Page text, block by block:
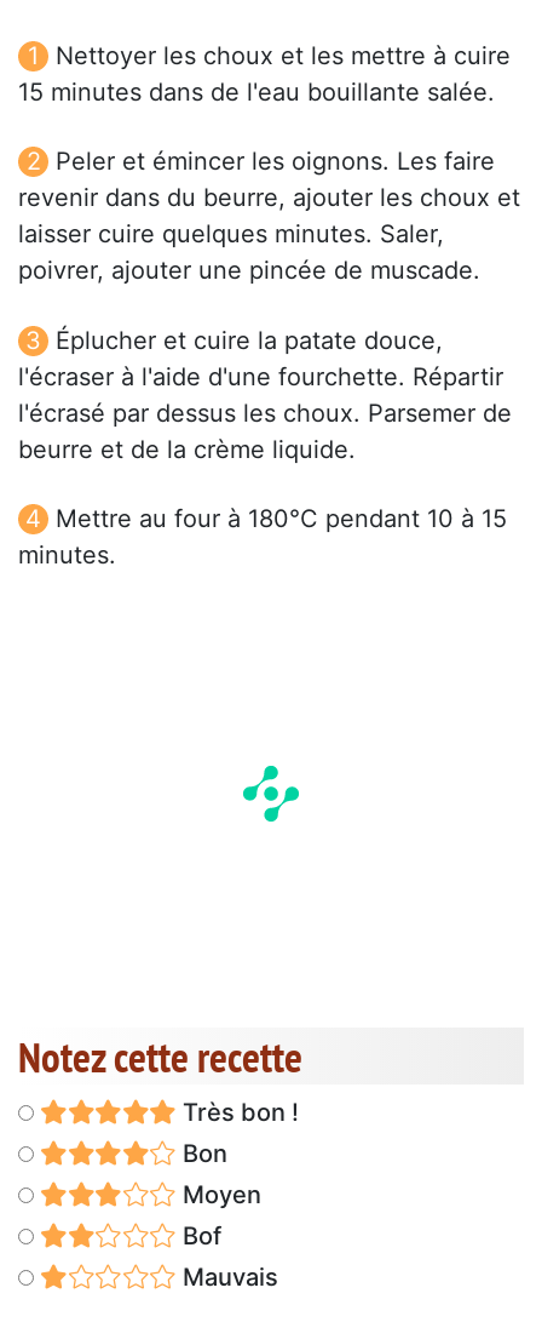
Nettoyer les choux et les mettre à cuire
15 minutes dans de l'eau bouillante salée.
Peler et émincer les oignons. Les faire
revenir dans du beurre, ajouter les choux et
laisser cuire quelques minutes. Saler,
poivrer, ajouter une pincée de muscade.
Éplucher et cuire la patate douce,
l'écraser à l'aide d'une fourchette. Répartir
l'écrasé par dessus les choux. Parsemer de
beurre et de la crème liquide.
Mettre au four à 180°C pendant 10 à 15
minutes.
Notez cette recette
Très bon !
Bon
Moyen
Bof
Mauvais